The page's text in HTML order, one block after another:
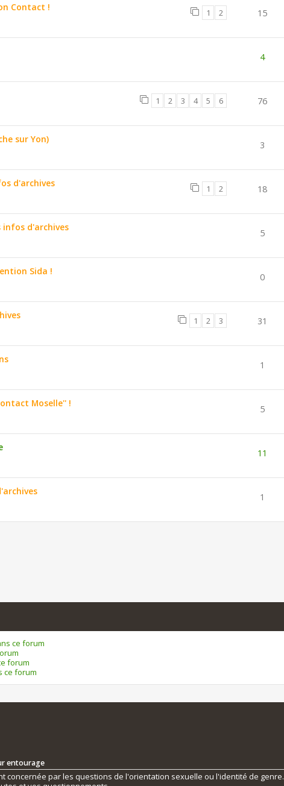
Contact ! 1 2 15
4
1 2 3 4 5 6 76
sur Yon)
3
d'archives 1 2 18
infos d'archives
5
Sida !
0
1 2 3 31
1
Moselle'' !
5
11
1
ce forum
forum
ce forum
entourage
concernée par les questions de l'orientation sexuelle ou l'identité de genre.